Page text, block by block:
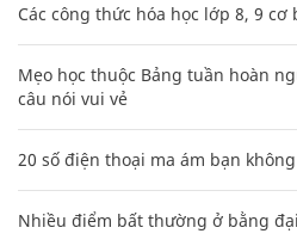
Các công thức hóa học lớp 8, 9 cơ
Mẹo học thuộc Bảng tuần hoàn
câu nói vui vẻ
20 số điện thoại ma ám bạn
Nhiều điểm bất thường ở bằng